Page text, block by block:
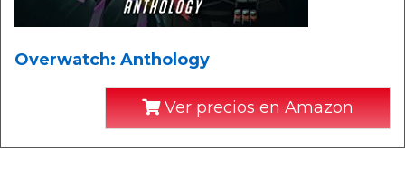
Overwatch: Anthology
Ver precios en Amazon